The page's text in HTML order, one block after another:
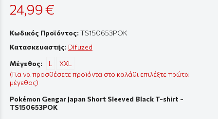
24,99 €
Κωδικός Προϊόντος: TS150653POK
Κατασκευαστής: Difuzed
(Για να προσθέσετε προϊόντα στο καλάθι επιλέξτε πρώτα
μέγεθος)
Μέγεθος: L XXL
Pokémon Gengar Japan Short Sleeved Black T-shirt -
TS150653POK